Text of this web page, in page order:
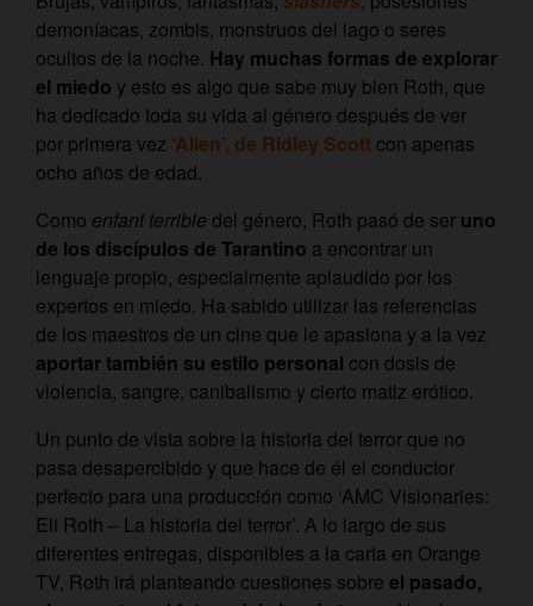
demoníacas, zombis, monstruos del lago o seres
ocultos de la noche. Hay muchas formas de explorar
el miedo y esto es algo que sabe muy bien Roth, que
ha dedicado toda su vida al género después de ver
por primera vez ‘Alien’, de Ridley Scott con apenas
ocho años de edad.
Como enfant terrible del género, Roth pasó de ser uno
de los discípulos de Tarantino a encontrar un
lenguaje propio, especialmente aplaudido por los
expertos en miedo. Ha sabido utilizar las referencias
de los maestros de un cine que le apasiona y a la vez
aportar también su estilo personal con dosis de
violencia, sangre, canibalismo y cierto matiz erótico.
Un punto de vista sobre la historia del terror que no
pasa desapercibido y que hace de él el conductor
perfecto para una producción como ‘AMC Visionaries:
Eli Roth – La historia del terror’. A lo largo de sus
diferentes entregas, disponibles a la carta en Orange
TV, Roth irá planteando cuestiones sobre el pasado,